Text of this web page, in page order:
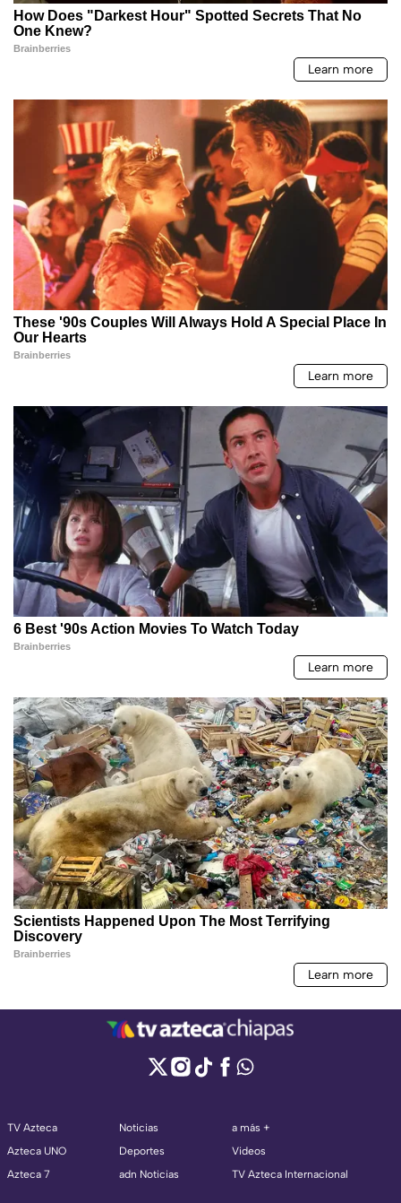
TV Azteca
Azteca UNO
Azteca 7
Noticias
Deportes
adn Noticias
a más +
Videos
TV Azteca Internacional